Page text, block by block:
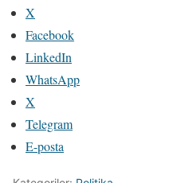
X
Facebook
LinkedIn
WhatsApp
X
Telegram
E-posta